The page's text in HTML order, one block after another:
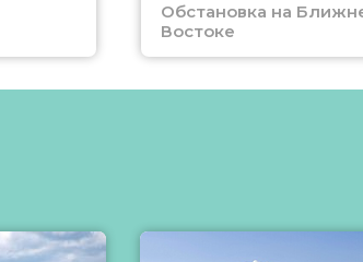
Обстановка на
Востоке